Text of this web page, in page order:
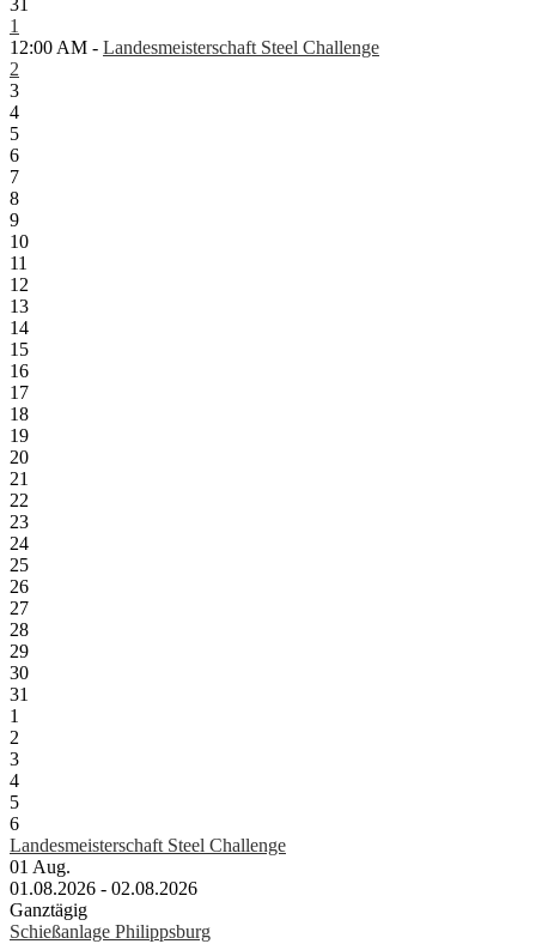
31
1
12:00 AM - Landesmeisterschaft Steel Challenge
2
3
4
5
6
7
8
9
10
11
12
13
14
15
16
17
18
19
20
21
22
23
24
25
26
27
28
29
30
31
1
2
3
4
5
6
Landesmeisterschaft Steel Challenge
01 Aug.
01.08.2026 - 02.08.2026
Ganztägig
Schießanlage Philippsburg